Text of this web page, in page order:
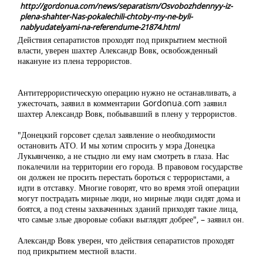
http://gordonua.com/news/separatism/Osvobozhdennyy-iz-
plena-shahter-Nas-pokalechili-chtoby-my-ne-byli-
nablyudatelyami-na-referendume-21874.html
Действия сепаратистов проходят под прикрытием местной
власти, уверен шахтер Александр Вовк, освобожденный
накануне из плена террористов.
Антитеррористическую операцию нужно не останавливать, а
ужесточать, заявил в комментарии Gordonua.com заявил
шахтер Александр Вовк, побывавший в плену у террористов.
"Донецкий горсовет сделал заявление о необходимости
остановить АТО. И мы хотим спросить у мэра Донецка
Лукьянченко, а не стыдно ли ему нам смотреть в глаза. Нас
покалечили на территории его города. В правовом государстве
он должен не просить перестать бороться с террористами, а
идти в отставку. Многие говорят, что во время этой операции
могут пострадать мирные люди, но мирные люди сидят дома и
боятся, а под стены захваченных зданий приходят такие лица,
что самые злые дворовые собаки выглядят добрее", – заявил он.
Александр Вовк уверен, что действия сепаратистов проходят
под прикрытием местной власти.